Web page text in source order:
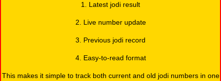
1. Latest jodi result
2. Live number update
3. Previous jodi record
4. Easy-to-read format
This makes it simple to track both current and old jodi numbers in one